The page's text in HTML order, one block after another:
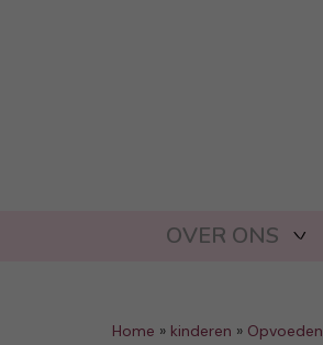
OVER ONS
Home » kinderen » Opvoeden